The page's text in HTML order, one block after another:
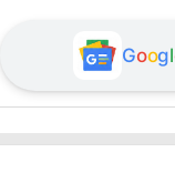
Googl